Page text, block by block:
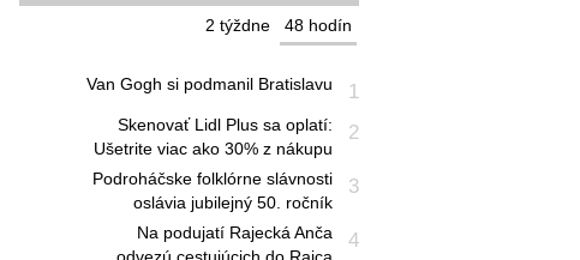
48 hodín
2 týždne
1
Van Gogh si podmanil Bratislavu
2
Skenovať Lidl Plus sa oplatí:
Ušetrite viac ako 30% z nákupu
3
Podroháčske folklórne slávnosti
oslávia jubilejný 50. ročník
4
Na podujatí Rajecká Anča